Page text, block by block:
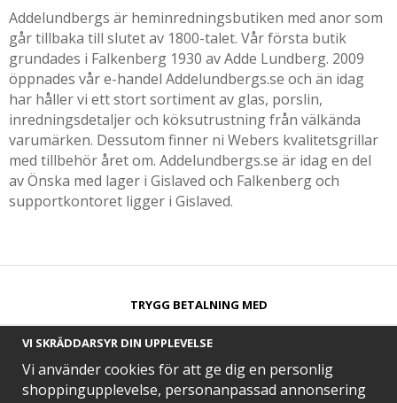
Addelundbergs är heminredningsbutiken med anor som
går tillbaka till slutet av 1800-talet. Vår första butik
grundades i Falkenberg 1930 av Adde Lundberg. 2009
öppnades vår e-handel Addelundbergs.se och än idag
har håller vi ett stort sortiment av glas, porslin,
inredningsdetaljer och köksutrustning från välkända
varumärken. Dessutom finner ni Webers kvalitetsgrillar
med tillbehör året om. Addelundbergs.se är idag en del
av Önska med lager i Gislaved och Falkenberg och
supportkontoret ligger i Gislaved.
TRYGG BETALNING MED​
VI SKRÄDDARSYR DIN UPPLEVELSE
Vi använder cookies för att ge dig en personlig
shoppingupplevelse, personanpassad annonsering